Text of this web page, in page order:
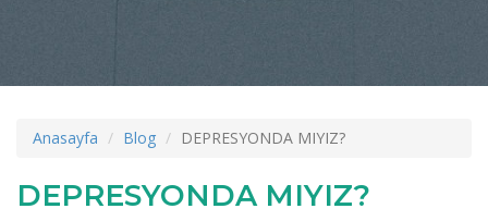
Anasayfa Blog DEPRESYONDA MIYIZ?
DEPRESYONDA MIYIZ?